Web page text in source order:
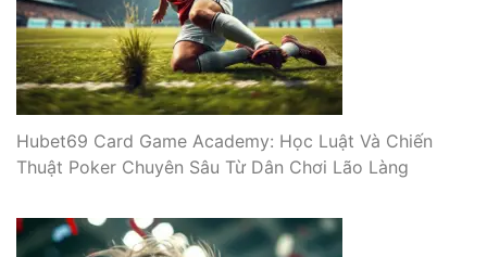
Hubet69 Card Game Academy: Học Luật Và Chiến
Thuật Poker Chuyên Sâu Từ Dân Chơi Lão Làng